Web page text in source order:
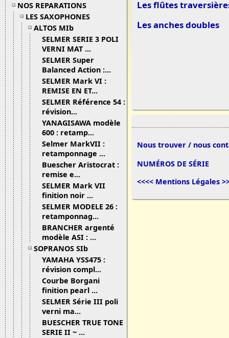
NOS REPARATIONS
LES SAXOPHONES
ALTOS MIb
SELMER SERIE 3 POLI
VERNI MAT ...
SELMER Super
Balanced Action :...
SELMER Mark VI :
REMISE EN ET...
SELMER Référence 54 :
révision...
YANAGISAWA modèle
600 : retamp...
Selmer MarkVII :
retamponnage ...
Buescher Aristocrat :
remise e...
SELMER Mark VII
finition noir ...
SELMER MODELE 26 :
retamponnag...
BRANCHER argenté
modèle ASI : ...
SOPRANOS SIb
YAMAHA YSS475 :
révision compl...
Courbe Borgani
finition pearl ...
SELMER Série III poli
verni ma...
BUESCHER TRUE TONE
SERIE II ~ ...
Les flûtes
Les anches doubles
Nous trouver / nous
NUMÉROS DE SÉRIE
<<<< Mentions Légales